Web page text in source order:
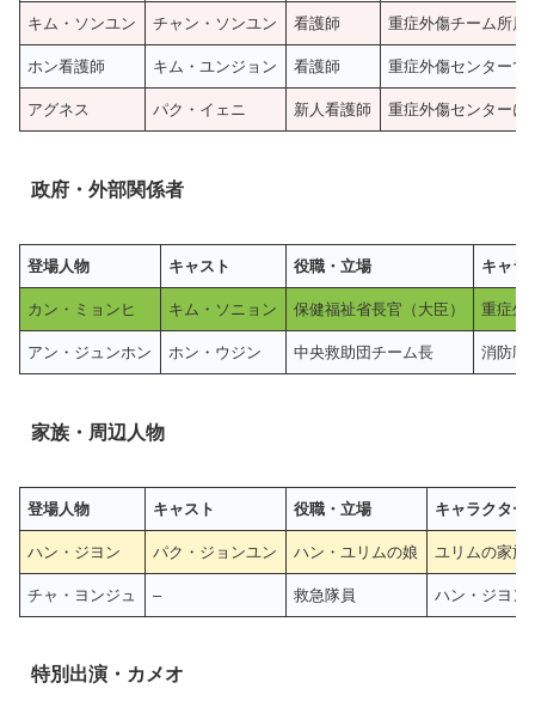
キム・ソンユン チャン・ソンユン 看護師 重症外傷チーム所属
ホン看護師 キム・ユンジョン 看護師 重症外傷センターで
アグネス パク・イェニ 新人看護師 重症外傷センターに
政府・外部関係者
登場人物 キャスト 役職・立場 キャラ
カン・ミョンヒ キム・ソニョン 保健福祉省長官（大臣） 重症外
アン・ジュンホン ホン・ウジン 中央救助団チーム長 消防庁
家族・周辺人物
登場人物 キャスト 役職・立場 キャラクター
ハン・ジヨン パク・ジョンユン ハン・ユリムの娘 ユリムの家族
チャ・ヨンジュ – 救急隊員 ハン・ジヨン
特別出演・カメオ